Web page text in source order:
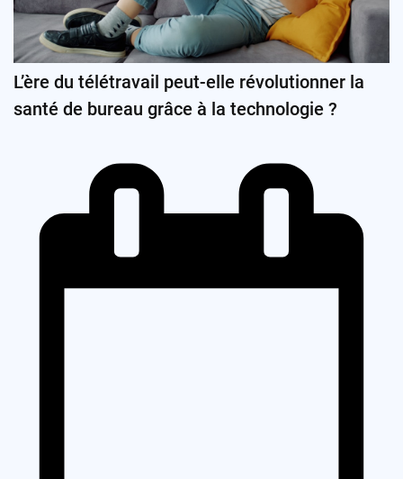
L’ère du télétravail peut-elle révolutionner la
santé de bureau grâce à la technologie ?